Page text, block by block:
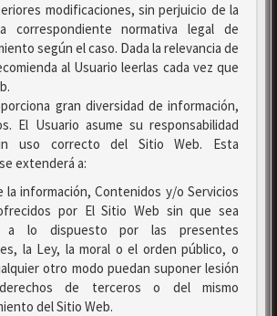
modificaciones, sin perjuicio de la
correspondiente normativa legal de
según el caso. Dada la relevancia de
al Usuario leerlas cada vez que
gran diversidad de información,
El Usuario asume su responsabilidad
uso correcto del Sitio Web. Esta
extenderá a:
la información, Contenidos y/o Servicios
por El Sitio Web sin que sea
a lo dispuesto por las presentes
la Ley, la moral o el orden público, o
otro modo puedan suponer lesión
de terceros o del mismo
del Sitio Web.